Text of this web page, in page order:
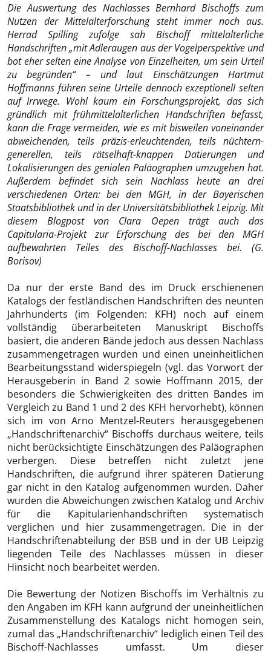
Die Auswertung des Nachlasses Bernhard Bischoffs zum
Nutzen der Mittelalterforschung steht immer noch aus.
Herrad Spilling zufolge sah Bischoff mittelalterliche
Handschriften „mit Adleraugen aus der Vogelperspektive und
bot eher selten eine Analyse von Einzelheiten, um sein Urteil
zu begründen“ – und laut Einschätzungen Hartmut
Hoffmanns führen seine Urteile dennoch exzeptionell selten
auf Irrwege. Wohl kaum ein Forschungsprojekt, das sich
gründlich mit frühmittelalterlichen Handschriften befasst,
kann die Frage vermeiden, wie es mit bisweilen voneinander
abweichenden, teils präzis-erleuchtenden, teils nüchtern-
generellen, teils rätselhaft-knappen Datierungen und
Lokalisierungen des genialen Paläographen umzugehen hat.
Außerdem befindet sich sein Nachlass heute an drei
verschiedenen Orten: bei den MGH, in der Bayerischen
Staatsbibliothek und in der Universitätsbibliothek Leipzig. Mit
diesem Blogpost von Clara Oepen trägt auch das
Capitularia-Projekt zur Erforschung des bei den MGH
aufbewahrten Teiles des Bischoff-Nachlasses bei. (G.
Borisov)
Da nur der erste Band des im Druck erschienenen
Katalogs der festländischen Handschriften des neunten
Jahrhunderts (im Folgenden: KFH) noch auf einem
vollständig überarbeiteten Manuskript Bischoffs
basiert, die anderen Bände jedoch aus dessen Nachlass
zusammengetragen wurden und einen uneinheitlichen
Bearbeitungsstand widerspiegeln (vgl. das Vorwort der
Herausgeberin in Band 2 sowie Hoffmann 2015, der
besonders die Schwierigkeiten des dritten Bandes im
Vergleich zu Band 1 und 2 des KFH hervorhebt), können
sich im von Arno Mentzel-Reuters herausgegebenen
„Handschriftenarchiv“ Bischoffs durchaus weitere, teils
nicht berücksichtigte Einschätzungen des Paläographen
verbergen. Diese betreffen nicht zuletzt jene
Handschriften, die aufgrund ihrer späteren Datierung
gar nicht in den Katalog aufgenommen wurden. Daher
wurden die Abweichungen zwischen Katalog und Archiv
für die Kapitularienhandschriften systematisch
verglichen und hier zusammengetragen. Die in der
Handschriftenabteilung der BSB und in der UB Leipzig
liegenden Teile des Nachlasses müssen in dieser
Hinsicht noch bearbeitet werden.
Die Bewertung der Notizen Bischoffs im Verhältnis zu
den Angaben im KFH kann aufgrund der uneinheitlichen
Zusammenstellung des Katalogs nicht homogen sein,
zumal das „Handschriftenarchiv“ lediglich einen Teil des
Bischoff-Nachlasses umfasst. Um dieser